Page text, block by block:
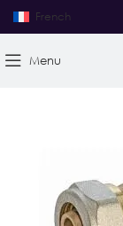
French
Menu